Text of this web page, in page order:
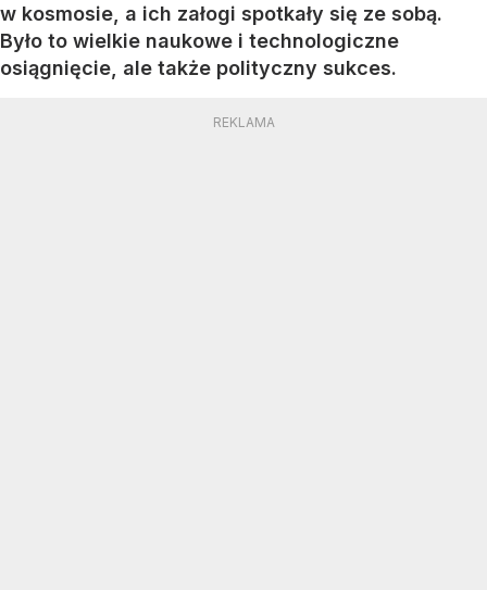
w kosmosie, a ich załogi spotkały się ze sobą.
Było to wielkie naukowe i technologiczne
osiągnięcie, ale także polityczny sukces.